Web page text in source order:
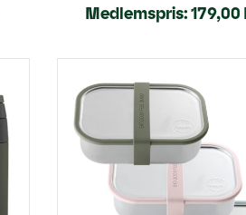
Medlemspris:179,00